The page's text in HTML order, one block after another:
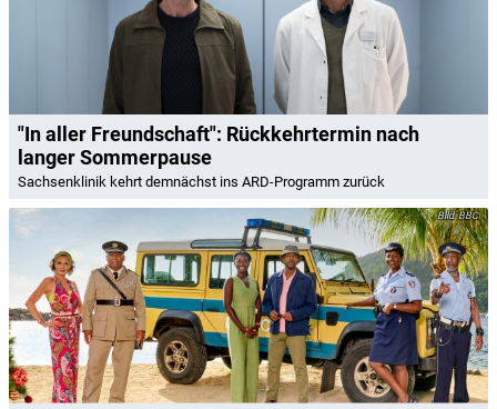
"In aller Freundschaft": Rückkehrtermin nach
langer Sommerpause
Sachsenklinik kehrt demnächst ins ARD-Programm zurück
BBC